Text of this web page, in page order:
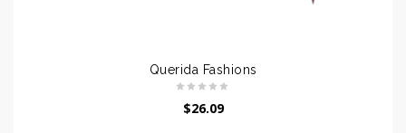
Querida Fashions
$26.09